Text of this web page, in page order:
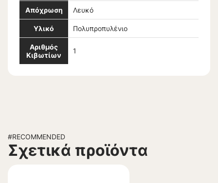
Απόχρωση Λευκό
Υλικό Πολυπροπυλένιο
Αριθμός
Κιβωτίων
1
#RECOMMENDED
Σχετικά προϊόντα